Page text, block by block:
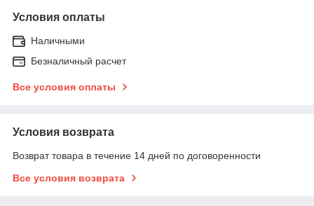
Условия оплаты
Наличными
Безналичный расчет
Все условия оплаты
Условия возврата
Возврат товара в течение 14 дней по договоренности
Все условия возврата